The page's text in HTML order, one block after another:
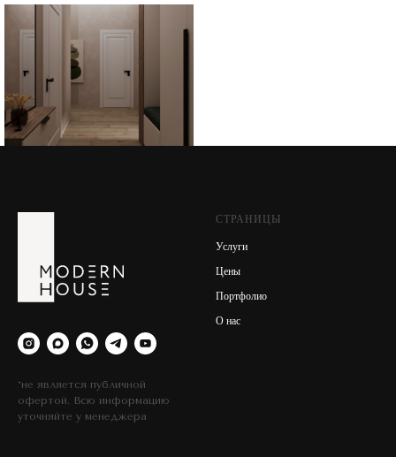
*не является публичной
офертой. Всю информацию
уточняйте у менеджера
СТРАНИЦЫ
Услуги
Цены
Портфолио
О нас